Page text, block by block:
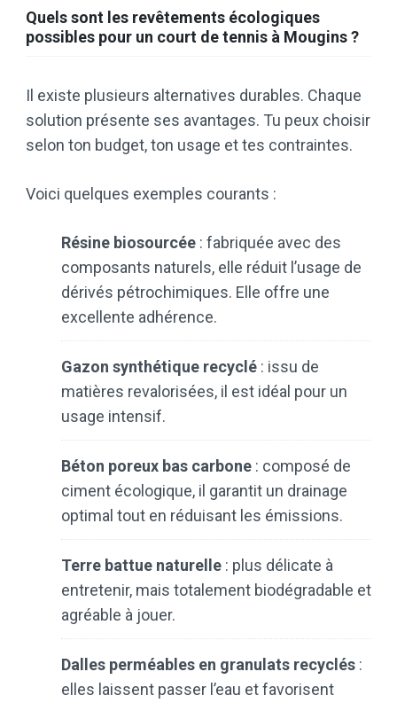
Quels sont les revêtements écologiques
possibles pour un court de tennis à Mougins ?
Il existe plusieurs alternatives durables. Chaque
solution présente ses avantages. Tu peux choisir
selon ton budget, ton usage et tes contraintes.
Voici quelques exemples courants :
Résine biosourcée : fabriquée avec des
composants naturels, elle réduit l’usage de
dérivés pétrochimiques. Elle offre une
excellente adhérence.
Gazon synthétique recyclé : issu de
matières revalorisées, il est idéal pour un
usage intensif.
Béton poreux bas carbone : composé de
ciment écologique, il garantit un drainage
optimal tout en réduisant les émissions.
Terre battue naturelle : plus délicate à
entretenir, mais totalement biodégradable et
agréable à jouer.
Dalles perméables en granulats recyclés :
elles laissent passer l’eau et favorisent